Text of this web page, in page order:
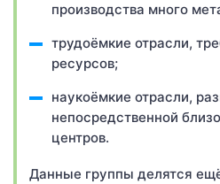
производства много
трудоёмкие отрасли,
ресурсов;
наукоёмкие отрасли,
непосредственной
центров.
Данные группы делятся